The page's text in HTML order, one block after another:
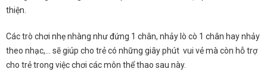
thiện.
Các trò chơi nhẹ nhàng như đứng 1 chân, nhảy lò cò 1 chân hay nhảy
theo nhạc,… sẽ giúp cho trẻ có những giây phút vui vẻ mà còn hỗ trợ
cho trẻ trong việc chơi các môn thể thao sau này.